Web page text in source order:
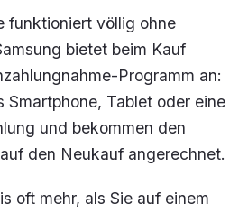
funktioniert völlig ohne
bietet beim Kauf
Programm an:
Smartphone, Tablet oder eine
und bekommen den
den Neukauf angerechnet.
oft mehr, als Sie auf einem